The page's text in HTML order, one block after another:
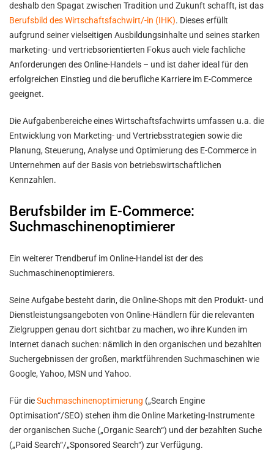
deshalb den Spagat zwischen Tradition und Zukunft schafft, ist das
Berufsbild des Wirtschaftsfachwirt/-in (IHK). Dieses erfüllt
aufgrund seiner vielseitigen Ausbildungsinhalte und seines starken
marketing- und vertriebsorientierten Fokus auch viele fachliche
Anforderungen des Online-Handels – und ist daher ideal für den
erfolgreichen Einstieg und die berufliche Karriere im E-Commerce
geeignet.
Die Aufgabenbereiche eines Wirtschaftsfachwirts umfassen u.a. die
Entwicklung von Marketing- und Vertriebsstrategien sowie die
Planung, Steuerung, Analyse und Optimierung des E-Commerce in
Unternehmen auf der Basis von betriebswirtschaftlichen
Kennzahlen.
Berufsbilder im E-Commerce:
Suchmaschinenoptimierer
Ein weiterer Trendberuf im Online-Handel ist der des
Suchmaschinenoptimierers.
Seine Aufgabe besteht darin, die Online-Shops mit den Produkt- und
Dienstleistungsangeboten von Online-Händlern für die relevanten
Zielgruppen genau dort sichtbar zu machen, wo ihre Kunden im
Internet danach suchen: nämlich in den organischen und bezahlten
Suchergebnissen der großen, marktführenden Suchmaschinen wie
Google, Yahoo, MSN und Yahoo.
Für dieSuchmaschinenoptimierung („Search Engine
Optimisation“/SEO) stehen ihm die Online Marketing-Instrumente
der organischen Suche („Organic Search“) und der bezahlten Suche
(„Paid Search“/„Sponsored Search“) zur Verfügung.